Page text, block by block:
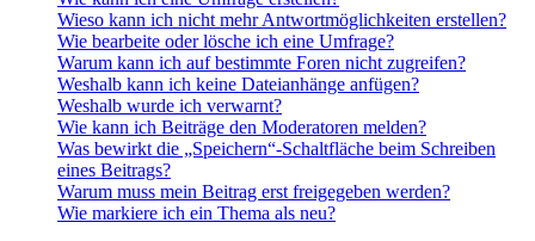
Wieso kann ich nicht mehr Antwortmöglichkeiten erstellen?
Wie bearbeite oder lösche ich eine Umfrage?
Warum kann ich auf bestimmte Foren nicht zugreifen?
Weshalb kann ich keine Dateianhänge anfügen?
Weshalb wurde ich verwarnt?
Wie kann ich Beiträge den Moderatoren melden?
Was bewirkt die „Speichern“-Schaltfläche beim Schreiben
eines Beitrags?
Warum muss mein Beitrag erst freigegeben werden?
Wie markiere ich ein Thema als neu?